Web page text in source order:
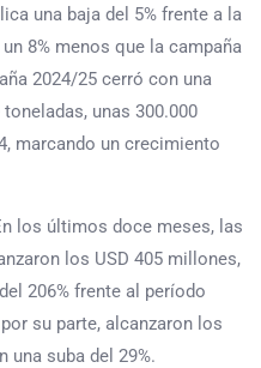
una baja del 5% frente a la
8% menos que la campaña
2024/25 cerró con una
unas 300.000
marcando un crecimiento
los últimos doce meses, las
los USD 405 millones,
206% frente al período
su parte, alcanzaron los
una suba del 29%.